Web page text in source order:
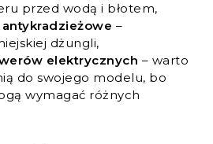
przed wodą i błotem,
–
dżungli,
elektrycznych – warto
do swojego modelu, bo
wymagać różnych